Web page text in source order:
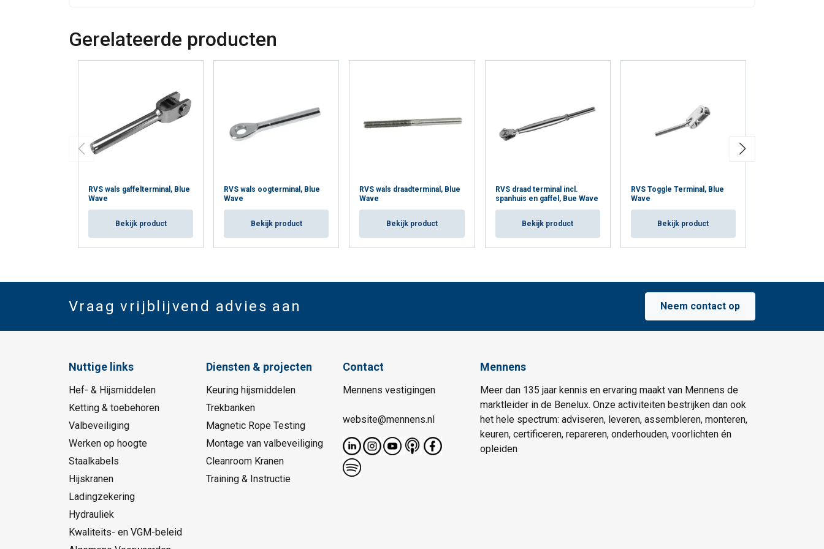
Gerelateerde producten
RVS wals gaffelterminal, Blue
Wave
Bekijk product
RVS wals oogterminal, Blue
Wave
Bekijk product
RVS wals draadterminal, Blue
Wave
Bekijk product
RVS draad terminal incl.
spanhuis en gaffel, Bue Wave
Bekijk product
RVS Toggle Terminal, Blue
Wave
Bekijk product
Vraag vrijblijvend advies aan Neem contact op
Nuttige links
Hef- & Hijsmiddelen
Ketting & toebehoren
Valbeveiliging
Werken op hoogte
Staalkabels
Hijskranen
Ladingzekering
Hydrauliek
Kwaliteits- en VGM-beleid
Diensten & projecten
Keuring hijsmiddelen
Trekbanken
Magnetic Rope Testing
Montage van valbeveiliging
Cleanroom Kranen
Training & Instructie
Contact
Mennens vestigingen
website@mennens.nl
Mennens
Meer dan 135 jaar kennis en ervaring maakt van Mennens de
marktleider in de Benelux. Onze activiteiten bestrijken dan ook
het hele spectrum: adviseren, leveren, assembleren, monteren,
keuren, certificeren, repareren, onderhouden, voorlichten én
opleiden